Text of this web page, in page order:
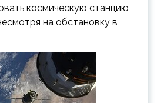
космическую станцию
на обстановку в